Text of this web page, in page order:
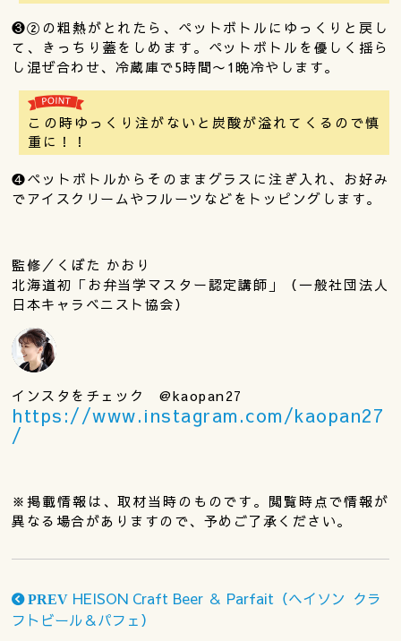
❸②の粗熱がとれたら、ペットボトルにゆっくりと戻し
て、きっちり蓋をしめます。ペットボトルを優しく揺ら
し混ぜ合わせ、冷蔵庫で5時間〜1晩冷やします。
この時ゆっくり注がないと炭酸が溢れてくるので慎
重に！！
❹ペットボトルからそのままグラスに注ぎ入れ、お好み
でアイスクリームやフルーツなどをトッピングします。
監修／くぼた かおり
北海道初「お弁当学マスター認定講師」（一般社団法人
日本キャラベニスト協会）
インスタをチェック @kaopan27
https://www.instagram.com/kaopan27
/
※掲載情報は、取材当時のものです。閲覧時点で情報が
異なる場合がありますので、予めご了承ください。
PREV HEISON Craft Beer ＆ Parfait（ヘイソン クラ
フトビール＆パフェ）